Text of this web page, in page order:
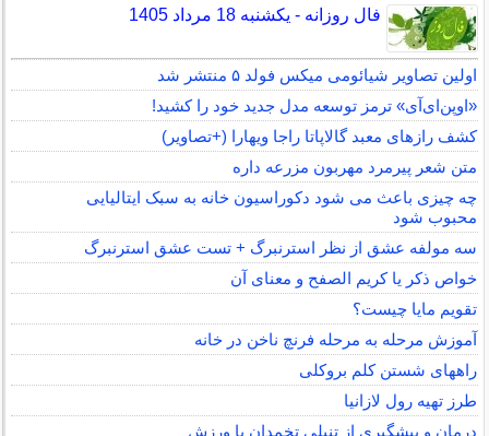
فال روزانه - یکشنبه 18 مرداد 1405
اولین تصاویر شیائومی میکس فولد ۵ منتشر شد
«اوپن‌ای‌آی» ترمز توسعه مدل جدید خود را کشید!
کشف رازهای معبد گالاپاتا راجا ویهارا (+تصاویر)
متن شعر پیرمرد مهربون مزرعه داره
چه چیزی باعث می شود دکوراسیون خانه به سبک ایتالیایی
محبوب شود
سه مولفه عشق از نظر استرنبرگ + تست عشق استرنبرگ
خواص ذکر یا کریم الصفح و معنای آن
تقویم مایا چیست؟
آموزش مرحله به مرحله فرنچ ناخن در خانه
راههای شستن کلم بروکلی
طرز تهیه رول لازانیا
درمان و پیشگیری از تنبلی تخمدان با ورزش